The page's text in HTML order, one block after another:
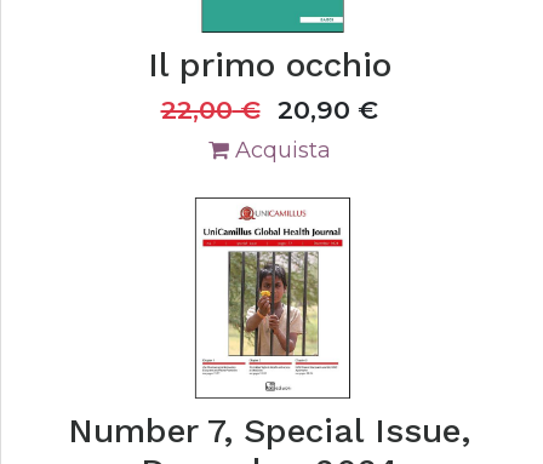
Il primo occhio
22,00€ 20,90 €
Acquista
Number 7, Special Issue,